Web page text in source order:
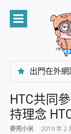
content
HTC共同
持理念
麥兜小米 2019 年 2